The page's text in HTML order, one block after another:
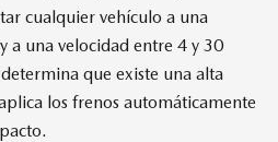
cualquier vehículo a una
a una velocidad entre 4 y 30
que existe una alta
los frenos automáticamente